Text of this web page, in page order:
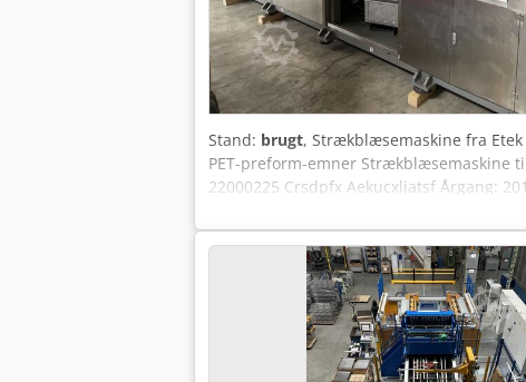
Stand: brugt, Strækblæsemaskine fra
PET-preform-emner Strækblæsemaskine
22000225 Crsdpfx Aekucxljatsf Årgang: